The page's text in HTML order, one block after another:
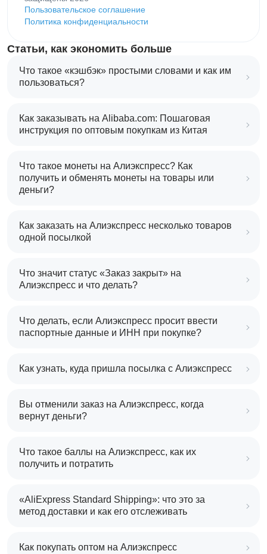
Пользовательское соглашение
Политика конфиденциальности
Статьи, как экономить больше
Что такое «кэшбэк» простыми словами и как им
пользоваться?
Как заказывать на Alibaba.com: Пошаговая
инструкция по оптовым покупкам из Китая
Что такое монеты на Алиэкспресс? Как
получить и обменять монеты на товары или
деньги?
Как заказать на Алиэкспресс несколько товаров
одной посылкой
Что значит статус «Заказ закрыт» на
Алиэкспресс и что делать?
Что делать, если Алиэкспресс просит ввести
паспортные данные и ИНН при покупке?
Как узнать, куда пришла посылка с Алиэкспресс
Вы отменили заказ на Алиэкспресс, когда
вернут деньги?
Что такое баллы на Алиэкспресс, как их
получить и потратить
«AliExpress Standard Shipping»: что это за
метод доставки и как его отслеживать
Как покупать оптом на Алиэкспресс